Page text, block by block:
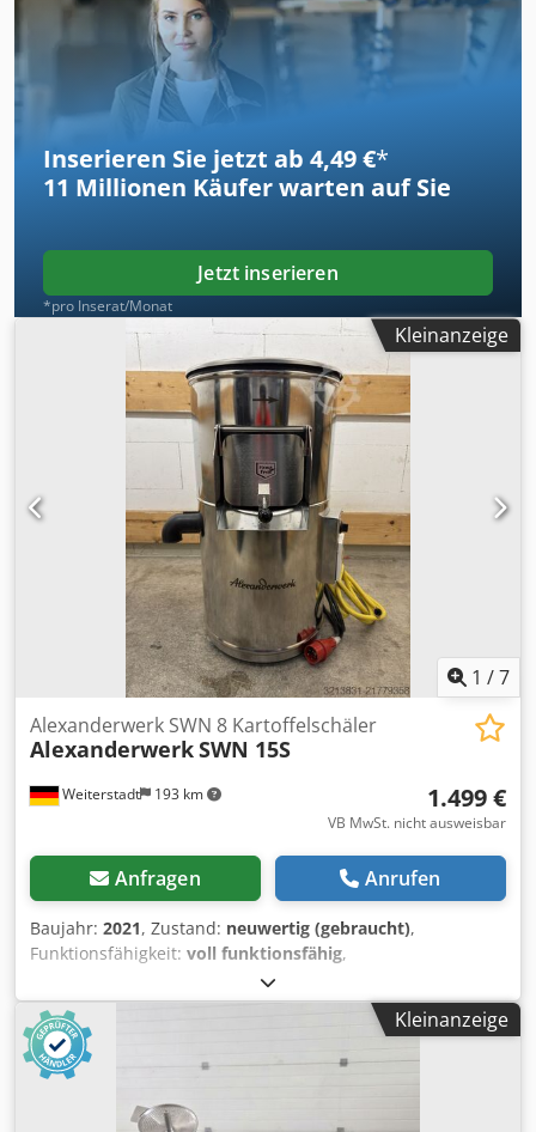
Weiteres auf Anfrage. Bar oder Vorkasse! Verkauf nur an
Gewerbetreibende , Keine Garantie, keine Gewährleistung.
Dodpjzcw Ehefx Am Rjkr
Inserieren Sie jetzt ab 4,49 €*
11 Millionen Käufer warten auf Sie
Jetzt inserieren
*pro Inserat/Monat
Kleinanzeige
1 /7
Weiterstadt 193 km
Alexanderwerk SWN 8 Kartoffelschäler
AlexanderwerkSWN 15S
1.499 €
VB MwSt. nicht ausweisbar
Anfragen Anrufen
Baujahr: 2021, Zustand: neuwertig (gebraucht),
Funktionsfähigkeit: voll funktionsfähig,
Maschinen-/Fahrzeugnummer:
SWN 8 Kartoffelschälmaschine – neuwertig & kaum
benutzt – 8 kg Füllmenge Zum Verkauf steht eine
neuwertige Alexanderwerk SWN 8 Kartoffelwasch- und
Schälmaschine. Dkedpjy Ey R Tsfx Am Ror Die Maschine
wurde nur sehr wenig eingesetzt und befindet sich in
Kleinanzeige